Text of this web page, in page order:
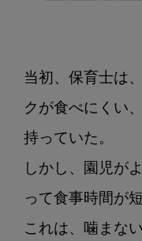
当初、保育士は
クが食べにくい
持っていた。
しかし、園児が
って食事時間が
これは、噛まな